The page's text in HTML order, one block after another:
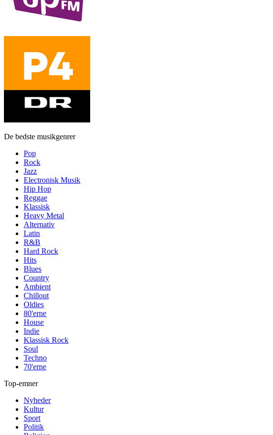
De bedste musikgenrer
Pop
Rock
Jazz
Electronisk Musik
Hip Hop
Reggae
Klassisk
Heavy Metal
Alternativ
Latin
R&B
Hard Rock
Hits
Blues
Country
Ambient
Chillout
Oldies
80'erne
House
Indie
Klassisk Rock
Soul
Techno
70'erne
Top-emner
Nyheder
Kultur
Sport
Politik